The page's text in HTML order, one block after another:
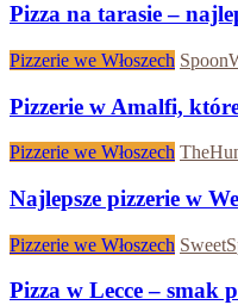
Pizza na tarasie –
Pizzerie we Włoszech
Pizzerie w Amalfi,
Pizzerie we Włoszech
Najlepsze pizzerie w
Pizzerie we Włoszech
Pizza w Lecce – smak